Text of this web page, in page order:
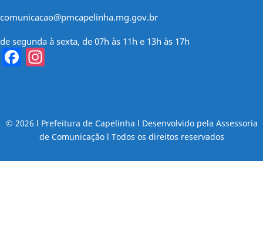
comunicacao@pmcapelinha.mg.gov.br
de segunda à sexta, de 07h às 11h e 13h às 17h
Facebook
© 2026 l Prefeitura de Capelinha l Desenvolvido pela Assessoria
de Comunicação l Todos os direitos reservados